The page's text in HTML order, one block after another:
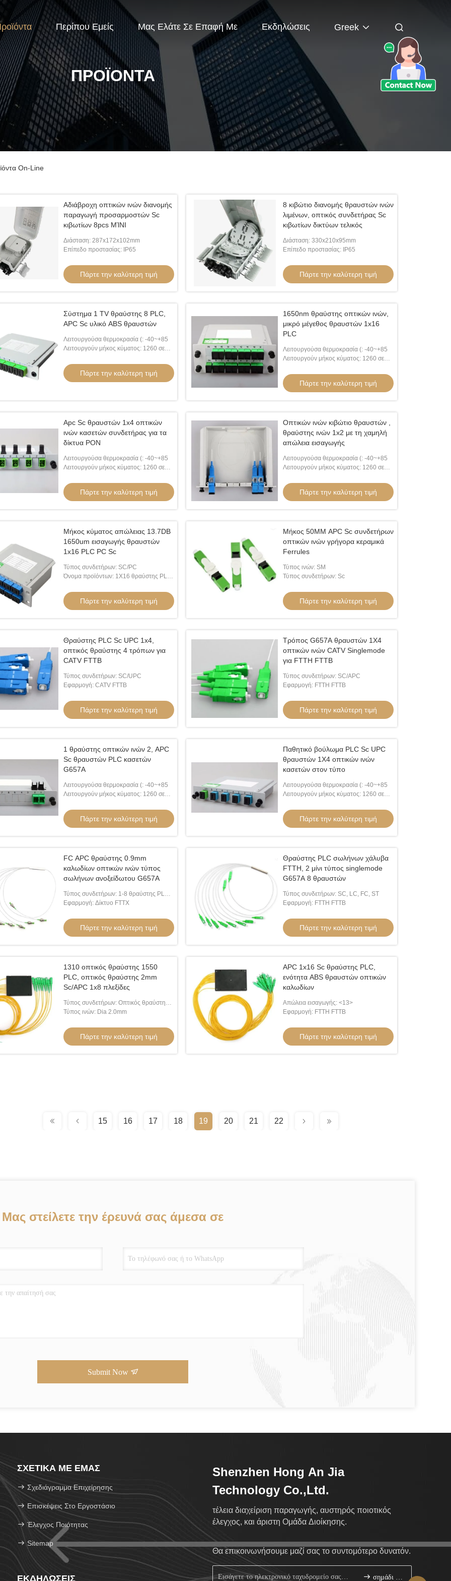
Περίπου Εμείς Μας Ελάτε Σε Επαφή Με Εκδηλώσεις Greek
ΠΡΟΪΌΝΤΑ
On-Line
οπτικών ινών Adss
2 APC UPC G652D G657A Sc σκοινιού
μπαλωμάτων οπτικών ινών πυρήνων
LSZH
Βίντεο
μονοκατευθυντική Singlemode διάμετρος
Sc UPC 3.0mm σκοινιού μπαλωμάτων
οπτικών ινών PVC 5m
σκοινί 3m μπαλωμάτων οπτικών
2.0mm APC μήκους που γυαλίζει
μονοκατευθυντικό σκοινί
Sc Sc
Αδιάβροχη οπτικών ινών διανομής
παραγωγή προσαρμοστών Sc
κιβωτίων 8pcs ΜΊΝΙ
Διάσταση: 287x172x102mm
Επίπεδο προστασίας: IP65
Πάρτε την καλύτερη τιμή
8 κιβώτιο διανομής θραυστών ινών
λιμένων, οπτικός συνδετήρας Sc
κιβωτίων δικτύων τελικός
Διάσταση: 330x210x95mm
Επίπεδο προστασίας: IP65
Πάρτε την καλύτερη τιμή
Σύστημα 1 TV θραύστης 8 PLC,
APC Sc υλικό ABS θραυστών
Λειτουργούσα θερμοκρασία (: -40~+85
Λειτουργούν μήκος κύματος: 1260 σε
Πάρτε την καλύτερη τιμή
1650nm θραύστης οπτικών ινών,
μικρό μέγεθος θραυστών 1x16
PLC
Λειτουργούσα θερμοκρασία (: -40~+85
Λειτουργούν μήκος κύματος: 1260 σε
Πάρτε την καλύτερη τιμή
Apc Sc θραυστών 1x4 οπτικών
ινών κασετών συνδετήρας για τα
δίκτυα PON
Λειτουργούσα θερμοκρασία (: -40~+85
Λειτουργούν μήκος κύματος: 1260 σε
Πάρτε την καλύτερη τιμή
Οπτικών ινών κιβώτιο θραυστών ,
θραύστης ινών 1x2 με τη χαμηλή
απώλεια εισαγωγής
Λειτουργούσα θερμοκρασία (: -40~+85
Λειτουργούν μήκος κύματος: 1260 σε
Πάρτε την καλύτερη τιμή
Μήκος κύματος απώλειας 13.7DB
1650um εισαγωγής θραυστών
1x16 PLC PC Sc
Τύπος συνδετήρων: SC/PC
Όνομα προϊόντων: 1X16 θραύστης PLC
Πάρτε την καλύτερη τιμή
Μήκος 50MM APC Sc συνδετήρων
οπτικών ινών γρήγορα κεραμικά
Ferrules
Τύπος ινών: SM
Τύπος συνδετήρων: Sc
Πάρτε την καλύτερη τιμή
Θραύστης PLC Sc UPC 1x4,
οπτικός θραύστης 4 τρόπων για
CATV FTTB
Τύπος συνδετήρων: SC/UPC
Εφαρμογή: CATV FTTB
Πάρτε την καλύτερη τιμή
Τρόπος G657A θραυστών 1X4
οπτικών ινών CATV Singlemode
για FTTH FTTB
Τύπος συνδετήρων: SC/APC
Εφαρμογή: FTTH FTTB
Πάρτε την καλύτερη τιμή
1 θραύστης οπτικών ινών 2, APC
Sc θραυστών PLC κασετών
G657A
Λειτουργούσα θερμοκρασία (: -40~+85
Λειτουργούν μήκος κύματος: 1260 σε
Πάρτε την καλύτερη τιμή
Παθητικό βούλωμα PLC Sc UPC
θραυστών 1X4 οπτικών ινών
κασετών στον τύπο
Λειτουργούσα θερμοκρασία (: -40~+85
Λειτουργούν μήκος κύματος: 1260 σε
Πάρτε την καλύτερη τιμή
FC APC θραύστης 0.9mm
καλωδίων οπτικών ινών τύπος
σωλήνων ανοξείδωτου G657A
Τύπος συνδετήρων: 1-8 θραύστης PLC
σωλήνων χάλυβα FC/APC
Εφαρμογή: Δίκτυο FTTX
Πάρτε την καλύτερη τιμή
Θραύστης PLC σωλήνων χάλυβα
FTTH, 2 μίνι τύπος singlemode
G657A 8 θραυστών
Τύπος συνδετήρων: SC, LC, FC, ST
Εφαρμογή: FTTH FTTB
Πάρτε την καλύτερη τιμή
1310 οπτικός θραύστης 1550
PLC, οπτικός θραύστης 2mm
Sc/APC 1x8 πλεξίδες
Τύπος συνδετήρων: Οπτικός θραύστης
PLC Sc/APC
Τύπος ινών: Dia 2.0mm
Πάρτε την καλύτερη τιμή
APC 1x16 Sc θραύστης PLC,
ενότητα ABS θραυστών οπτικών
καλωδίων
Απώλεια εισαγωγής: <13>
Εφαρμογή: FTTH FTTB
Πάρτε την καλύτερη τιμή
15 16 17 18 19 20 21 22
Μας στείλετε την έρευνά σας άμεσα σε
Submit Now
ΣΧΕΤΙΚΆ ΜΕ ΕΜΆΣ
Σχεδιάγραμμα Επιχείρησης
Επισκέψεις Στο Εργοστάσιο
Έλεγχος Ποιότητας
Sitemap
ΕΚΔΗΛΏΣΕΙΣ
Shenzhen Hong An Jia
Technology Co.,Ltd.
τέλεια διαχείριση παραγωγής, αυστηρός ποιοτικός
έλεγχος, και άριστη Ομάδα Διοίκησης.
Θα επικοινωνήσουμε μαζί σας το συντομότερο δυνατόν.
σημάδι επάνω